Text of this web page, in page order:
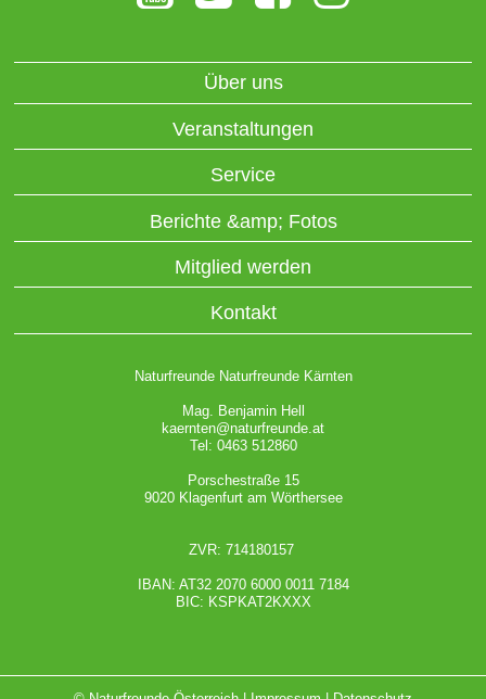
Über uns
Veranstaltungen
Service
Berichte &amp; Fotos
Mitglied werden
Kontakt
Naturfreunde Naturfreunde Kärnten
Mag. Benjamin Hell
kaernten@naturfreunde.at
Tel: 0463 512860
Porschestraße 15
9020 Klagenfurt am Wörthersee
ZVR: 714180157
IBAN: AT32 2070 6000 0011 7184
BIC: KSPKAT2KXXX